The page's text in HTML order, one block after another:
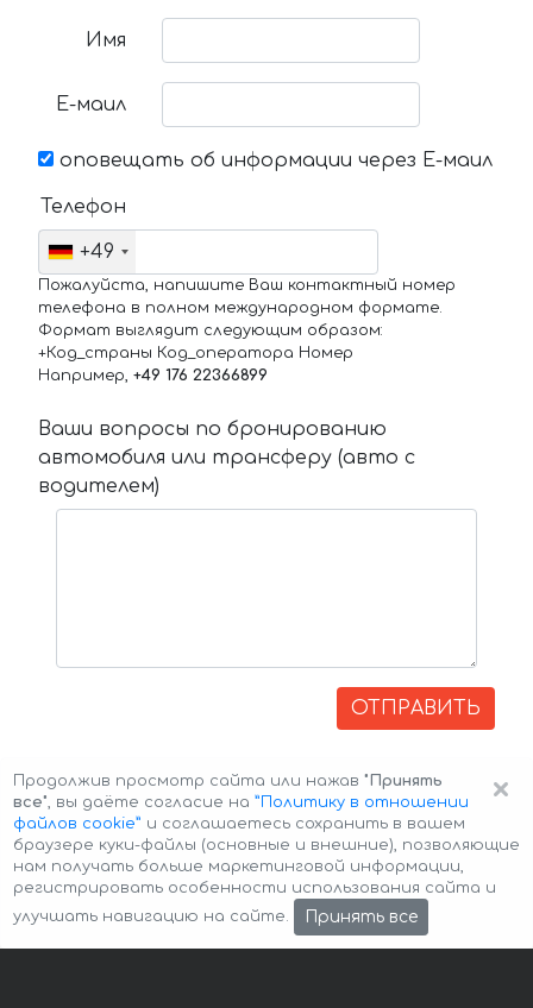
Имя
Е-маил
оповещать об информации через Е-маил
Телефон
+49
Пожалуйста, напишите Ваш контактный номер
телефона в полном международном формате.
Формат выглядит следующим образом:
+Код_страны Код_оператора Номер
Например, +49 176 22366899
Ваши вопросы по бронированию
автомобиля или трансферу (авто с
водителем)
ОТПРАВИТЬ
Авторские права © 2026 Авто-Аренда Cookie Policy
×
Продолжив просмотр сайта или нажав "Принять
все", вы даёте согласие на ”Политику в отношении
файлов cookie” и соглашаетесь сохранить в вашем
браузере куки-файлы (основные и внешние), позволяющие
нам получать больше маркетинговой информации,
регистрировать особенности использования сайта и
улучшать навигацию на сайте.
Принять все